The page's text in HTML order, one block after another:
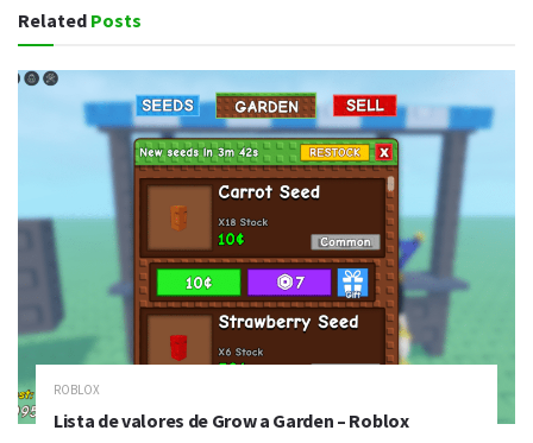
Related Posts
ROBLOX
Lista de valores de Grow a Garden – Roblox